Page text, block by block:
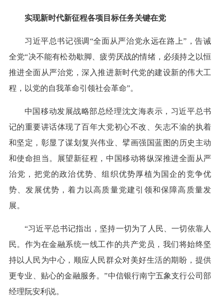
实现新时代新征程各项目标任务关键在党
习近平总书记强调“全面从严治党永远在路上”，告诫
全党“决不能有松劲歇脚、疲劳厌战的情绪，必须持之以恒
推进全面从严治党，深入推进新时代党的建设新的伟大工
程，以党的自我革命引领社会革命”。
中国移动发展战略部总经理沈文海表示，习近平总书
记的重要讲话体现了百年大党初心不改、矢志不渝的执着
和坚定，彰显了谋划复兴伟业、擘画强国蓝图的历史主动
和使命担当。展望新征程，中国移动将纵深推进全面从严
治党，把党的政治优势、组织优势厚植为国企的竞争优
势、发展优势，着力以高质量党建引领和保障高质量发
展。
“习近平总书记指出，坚持一切为了人民、一切依靠人
民。作为在金融系统一线工作的共产党员，我们将始终坚
持以人民为中心，顺应人民群众对美好生活的期盼，提供
更专业、贴心的金融服务。”中信银行南宁五象支行公司部
经理阮安利说。